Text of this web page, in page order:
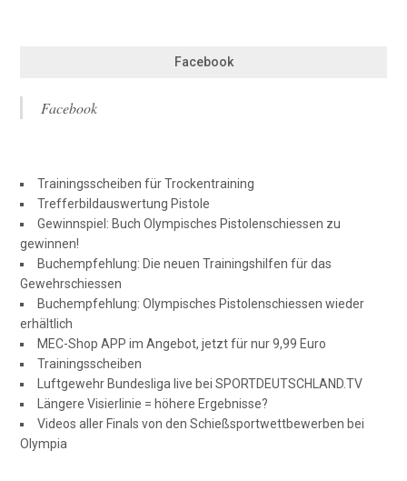
Facebook
Facebook
Trainingsscheiben für Trockentraining
Trefferbildauswertung Pistole
Gewinnspiel: Buch Olympisches Pistolenschiessen zu
gewinnen!
Buchempfehlung: Die neuen Trainingshilfen für das
Gewehrschiessen
Buchempfehlung: Olympisches Pistolenschiessen wieder
erhältlich
MEC-Shop APP im Angebot, jetzt für nur 9,99 Euro
Trainingsscheiben
Luftgewehr Bundesliga live bei SPORTDEUTSCHLAND.TV
Längere Visierlinie = höhere Ergebnisse?
Videos aller Finals von den Schießsportwettbewerben bei
Olympia